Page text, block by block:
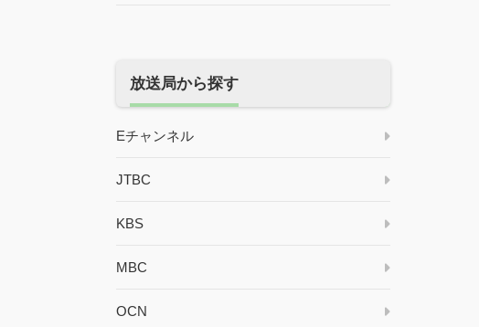
放送局から探す
Eチャンネル
JTBC
KBS
MBC
OCN